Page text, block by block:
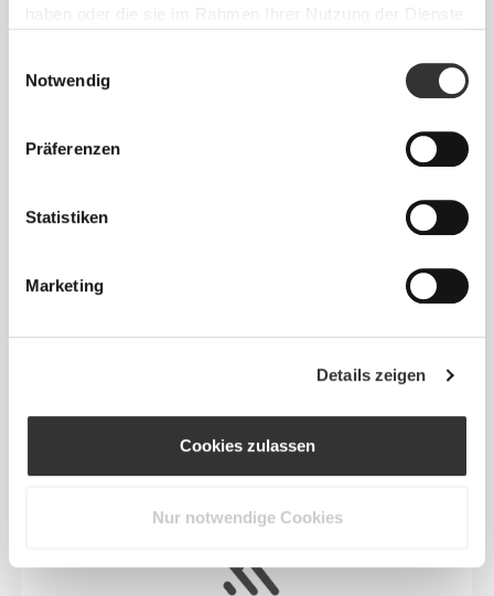
haben oder die sie im Rahmen Ihrer Nutzung der Dienste
Notwendig
Präferenzen
Statistiken
Marketing
Details zeigen
Cookies zulassen
Nur notwendige Cookies
einen Lauf oder wenn du nur kurz zum Einkaufen
MEHR ALS
Speziell entwickelte Fasertechnologie mit
helfen, trocken und bequem zu bleiben.
ENTWICKELT MITREVOKNIT